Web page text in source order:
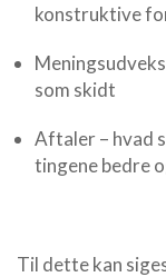
konstruktive
som skidt
Aftaler – hvad
tingene bedre
Til dette kan